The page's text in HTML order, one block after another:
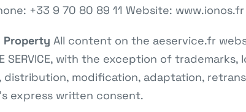
+33 9 70 80 89 11 Website: www.ionos.fr
All content on the aeservice.fr
SERVICE, with the exception of
modification, adaptation,
express written consent.